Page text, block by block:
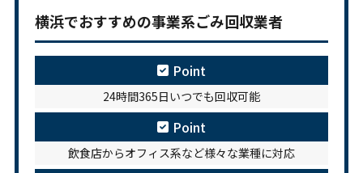
横浜でおすすめの事業系ごみ回収業者
Point
24時間365日いつでも回収可能
Point
飲食店からオフィス系など様々な業種に対応